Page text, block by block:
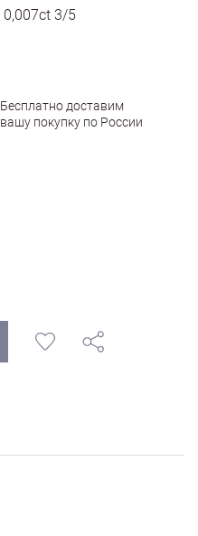
0,007ct 3/5
Бесплатно доставим
вашу покупку по России